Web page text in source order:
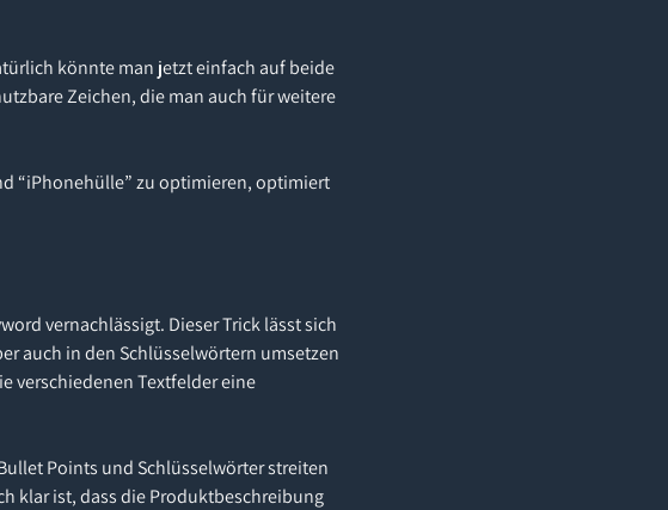
könnte man jetzt einfach auf beide
Zeichen, die man auch für weitere
“iPhonehülle” zu optimieren, optimiert
vernachlässigt. Dieser Trick lässt sich
auch in den Schlüsselwörtern umsetzen
verschiedenen Textfelder eine
Points und Schlüsselwörter streiten
klar ist, dass die Produktbeschreibung